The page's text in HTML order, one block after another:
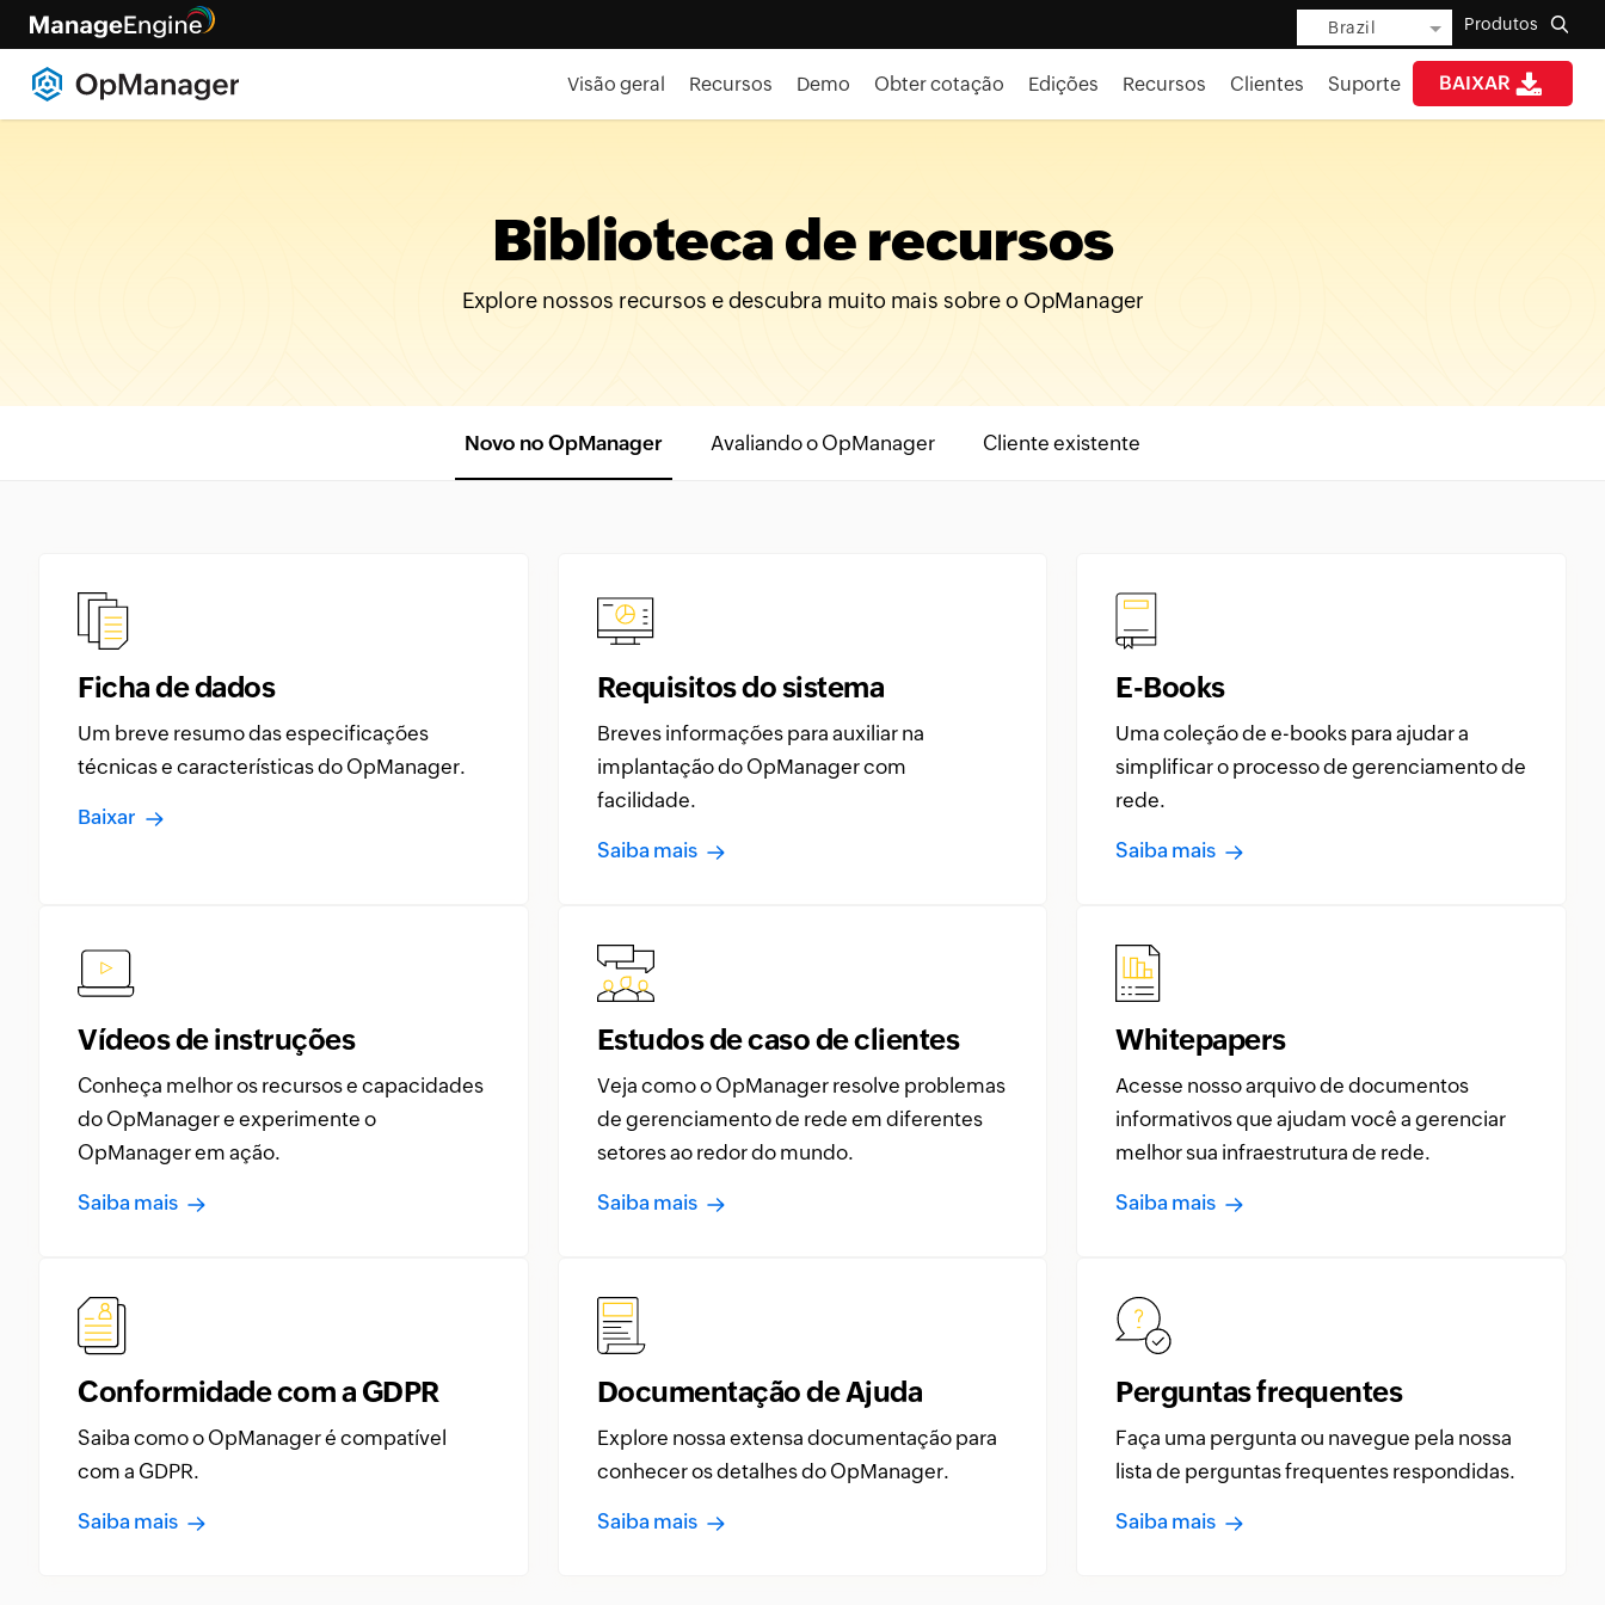
Brazil Produtos
BAIXAR
Visão geral Recursos Demo Obter cotação Edições Recursos Clientes Suporte
Biblioteca de recursos
Explore nossos recursos e descubra muito mais sobre o OpManager
Novo no OpManager Avaliando o OpManager Cliente existente
Ficha de dados
Um breve resumo das especificações
técnicas e características do OpManager.
Baixar
Requisitos do sistema
Breves informações para auxiliar na
implantação do OpManager com
facilidade.
Saiba mais
E-Books
Uma coleção de e-books para ajudar a
simplificar o processo de gerenciamento de
rede.
Saiba mais
Vídeos de instruções
Conheça melhor os recursos e capacidades
do OpManager e experimente o
OpManager em ação.
Saiba mais
Estudos de caso de clientes
Veja como o OpManager resolve problemas
de gerenciamento de rede em diferentes
setores ao redor do mundo.
Saiba mais
Whitepapers
Acesse nosso arquivo de documentos
informativos que ajudam você a gerenciar
melhor sua infraestrutura de rede.
Saiba mais
Conformidade com a GDPR
Saiba como o OpManager é compatível
com a GDPR.
Saiba mais
Documentação de Ajuda
Explore nossa extensa documentação para
conhecer os detalhes do OpManager.
Saiba mais
Perguntas frequentes
Faça uma pergunta ou navegue pela nossa
lista de perguntas frequentes respondidas.
Saiba mais